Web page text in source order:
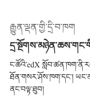
རྒྱུན་ལྡན་གྱི་དྲི་བ་ཁག
ང་ཚོའི་edX
ཐོན་གསར་ཤོས་ཁག་དང་།
ནང་བལྟ་ཐུབ།